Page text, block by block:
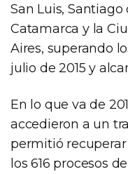
San Luis,
Catamarca y la
Aires, superando
julio de 2015 y
En lo que va de
accedieron a un
permitió
los 616 procesos